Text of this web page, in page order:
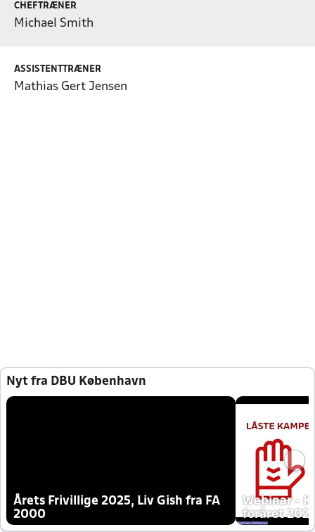
CHEFTRÆNER
Michael Smith
ASSISTENTTRÆNER
Mathias Gert Jensen
Nyt fra DBU København
Årets Frivillige 2025, Liv Gish fra FA
2000
Webinar -
foråret